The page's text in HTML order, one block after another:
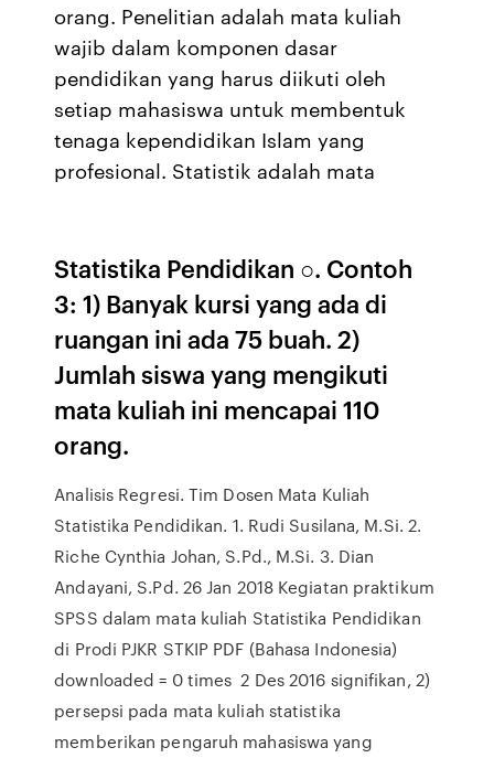
orang. Penelitian adalah mata kuliah
wajib dalam komponen dasar
pendidikan yang harus diikuti oleh
setiap mahasiswa untuk membentuk
tenaga kependidikan Islam yang
profesional. Statistik adalah mata
Statistika Pendidikan ○. Contoh
3: 1) Banyak kursi yang ada di
ruangan ini ada 75 buah. 2)
Jumlah siswa yang mengikuti
mata kuliah ini mencapai 110
orang.
Analisis Regresi. Tim Dosen Mata Kuliah
Statistika Pendidikan. 1. Rudi Susilana, M.Si. 2.
Riche Cynthia Johan, S.Pd., M.Si. 3. Dian
Andayani, S.Pd. 26 Jan 2018 Kegiatan praktikum
SPSS dalam mata kuliah Statistika Pendidikan
di Prodi PJKR STKIP PDF (Bahasa Indonesia)
downloaded = 0 times 2 Des 2016 signifikan, 2)
persepsi pada mata kuliah statistika
memberikan pengaruh mahasiswa yang